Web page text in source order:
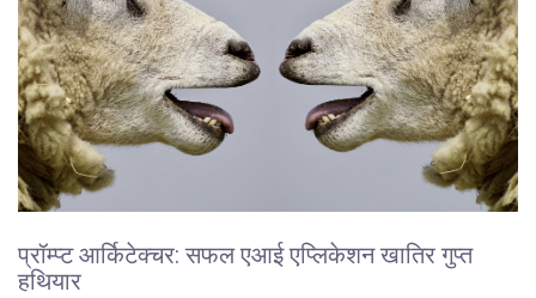
प्रॉम्प्ट आर्किटेक्चर: सफल एआई एप्लिकेशन खातिर गुप्त
हथियार